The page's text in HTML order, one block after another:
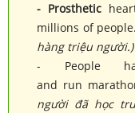
- Prosthetic
millions of people.
hàng triệu người.)
- People
and run
người đã học